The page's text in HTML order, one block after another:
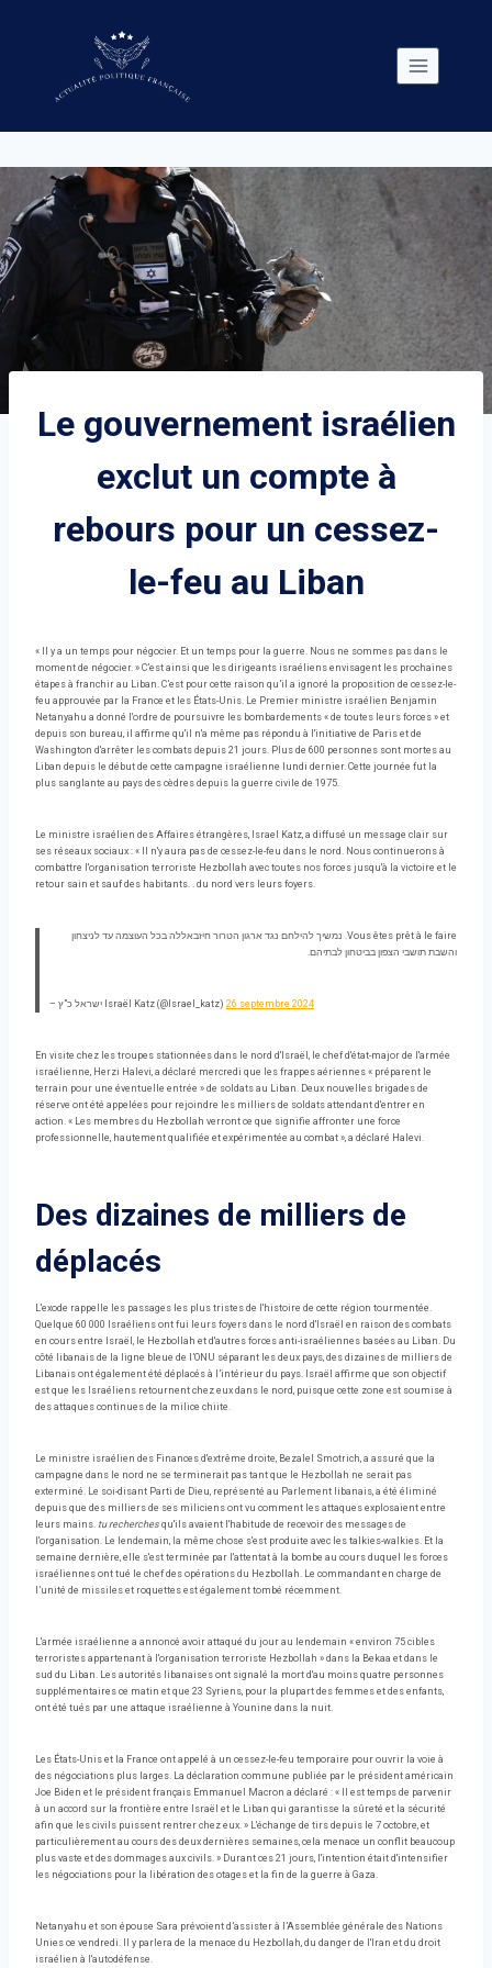
Le gouvernement israélien
exclut un compte à
rebours pour un cessez-
le-feu au Liban
« Il y a un temps pour négocier. Et un temps pour la guerre. Nous ne sommes pas dans le
moment de négocier. » C’est ainsi que les dirigeants israéliens envisagent les prochaines
étapes à franchir au Liban. C’est pour cette raison qu’il a ignoré la proposition de cessez-le-
feu approuvée par la France et les États-Unis. Le Premier ministre israélien Benjamin
Netanyahu a donné l'ordre de poursuivre les bombardements « de toutes leurs forces » et
depuis son bureau, il affirme qu'il n'a même pas répondu à l'initiative de Paris et de
Washington d'arrêter les combats depuis 21 jours. Plus de 600 personnes sont mortes au
Liban depuis le début de cette campagne israélienne lundi dernier. Cette journée fut la
plus sanglante au pays des cèdres depuis la guerre civile de 1975.
Le ministre israélien des Affaires étrangères, Israel Katz, a diffusé un message clair sur
ses réseaux sociaux : « Il n'y aura pas de cessez-le-feu dans le nord. Nous continuerons à
combattre l'organisation terroriste Hezbollah avec toutes nos forces jusqu'à la victoire et le
retour sain et sauf des habitants. . du nord vers leurs foyers.
Vous êtes prêt à le faire. נמשיך להילחם נגד ארגון הטרור חיזבאללה בכל העוצמה עד לניצחון
והשבת תושבי הצפון בביטחון לבתיהם.
– ישראל כ”ץ Israël Katz (@Israel_katz) 26 septembre 2024
En visite chez les troupes stationnées dans le nord d'Israël, le chef d'état-major de l'armée
israélienne, Herzi Halevi, a déclaré mercredi que les frappes aériennes « préparent le
terrain pour une éventuelle entrée » de soldats au Liban. Deux nouvelles brigades de
réserve ont été appelées pour rejoindre les milliers de soldats attendant d'entrer en
action. « Les membres du Hezbollah verront ce que signifie affronter une force
professionnelle, hautement qualifiée et expérimentée au combat », a déclaré Halevi.
Des dizaines de milliers de
déplacés
L'exode rappelle les passages les plus tristes de l'histoire de cette région tourmentée.
Quelque 60 000 Israéliens ont fui leurs foyers dans le nord d'Israël en raison des combats
en cours entre Israël, le Hezbollah et d'autres forces anti-israéliennes basées au Liban. Du
côté libanais de la ligne bleue de l’ONU séparant les deux pays, des dizaines de milliers de
Libanais ont également été déplacés à l’intérieur du pays. Israël affirme que son objectif
est que les Israéliens retournent chez eux dans le nord, puisque cette zone est soumise à
des attaques continues de la milice chiite.
Le ministre israélien des Finances d'extrême droite, Bezalel Smotrich, a assuré que la
campagne dans le nord ne se terminerait pas tant que le Hezbollah ne serait pas
exterminé. Le soi-disant Parti de Dieu, représenté au Parlement libanais, a été éliminé
depuis que des milliers de ses miliciens ont vu comment les attaques explosaient entre
leurs mains. tu recherches qu'ils avaient l'habitude de recevoir des messages de
l'organisation. Le lendemain, la même chose s'est produite avec les talkies-walkies. Et la
semaine dernière, elle s'est terminée par l'attentat à la bombe au cours duquel les forces
israéliennes ont tué le chef des opérations du Hezbollah. Le commandant en charge de
l’unité de missiles et roquettes est également tombé récemment.
L'armée israélienne a annoncé avoir attaqué du jour au lendemain « environ 75 cibles
terroristes appartenant à l'organisation terroriste Hezbollah » dans la Bekaa et dans le
sud du Liban. Les autorités libanaises ont signalé la mort d'au moins quatre personnes
supplémentaires ce matin et que 23 Syriens, pour la plupart des femmes et des enfants,
ont été tués par une attaque israélienne à Younine dans la nuit.
Les États-Unis et la France ont appelé à un cessez-le-feu temporaire pour ouvrir la voie à
des négociations plus larges. La déclaration commune publiée par le président américain
Joe Biden et le président français Emmanuel Macron a déclaré : « Il est temps de parvenir
à un accord sur la frontière entre Israël et le Liban qui garantisse la sûreté et la sécurité
afin que les civils puissent rentrer chez eux. » L'échange de tirs depuis le 7 octobre, et
particulièrement au cours des deux dernières semaines, cela menace un conflit beaucoup
plus vaste et des dommages aux civils. » Durant ces 21 jours, l'intention était d'intensifier
les négociations pour la libération des otages et la fin de la guerre à Gaza.
Netanyahu et son épouse Sara prévoient d’assister à l’Assemblée générale des Nations
Unies ce vendredi. Il y parlera de la menace du Hezbollah, du danger de l'Iran et du droit
israélien à l'autodéfense.